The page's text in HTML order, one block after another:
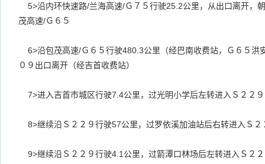
5>沿内环快速路/兰海高速/Ｇ７５行驶25.2公里，从出口离开，
茂高速/Ｇ６５
6>沿包茂高速/Ｇ６５行驶480.3公里（经巴南收费站，Ｇ６５洪
０９出口离开（经吉首收费站）
7>进入吉首市城区行驶7.4公里，过光明小学后左转进入Ｓ２２９
8>继续沿Ｓ２２９行驶57公里，过罗依溪加油站后右转进入Ｓ２
9>继续沿Ｓ２２９行驶4.1 公里，过箭潭口林场后左转进入Ｓ２